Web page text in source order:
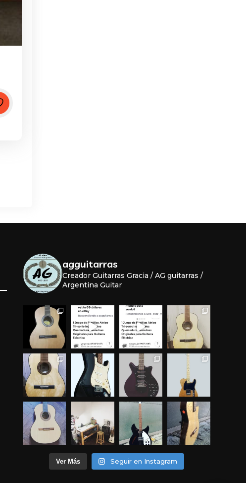
agguitarras
Creador Guitarras Gracia / AG guitarras /
Argentina Guitar
Ver Más Seguir en Instagram